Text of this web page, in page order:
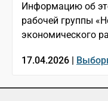
Информацию об
рабочей группы
экономического
17.04.2026 |